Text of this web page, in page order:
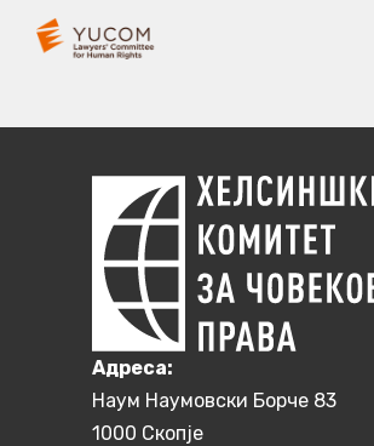
Aдреса:
Наум Наумовски Борче 83
1000 Скопје